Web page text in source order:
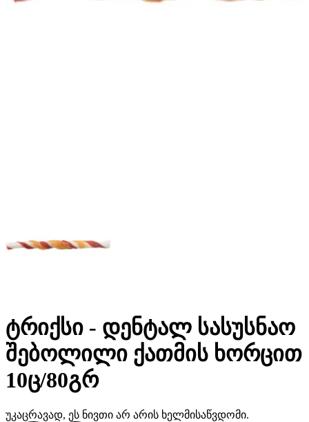
ტრიქსი - დენტალ სასუსნაო
შებოლილი ქათმის ხორცით
10ც/80გრ
უკაცრავად, ეს ნივთი არ არის ხელმისაწვდომი.